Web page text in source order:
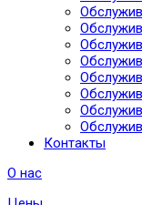
Контакты
О нас